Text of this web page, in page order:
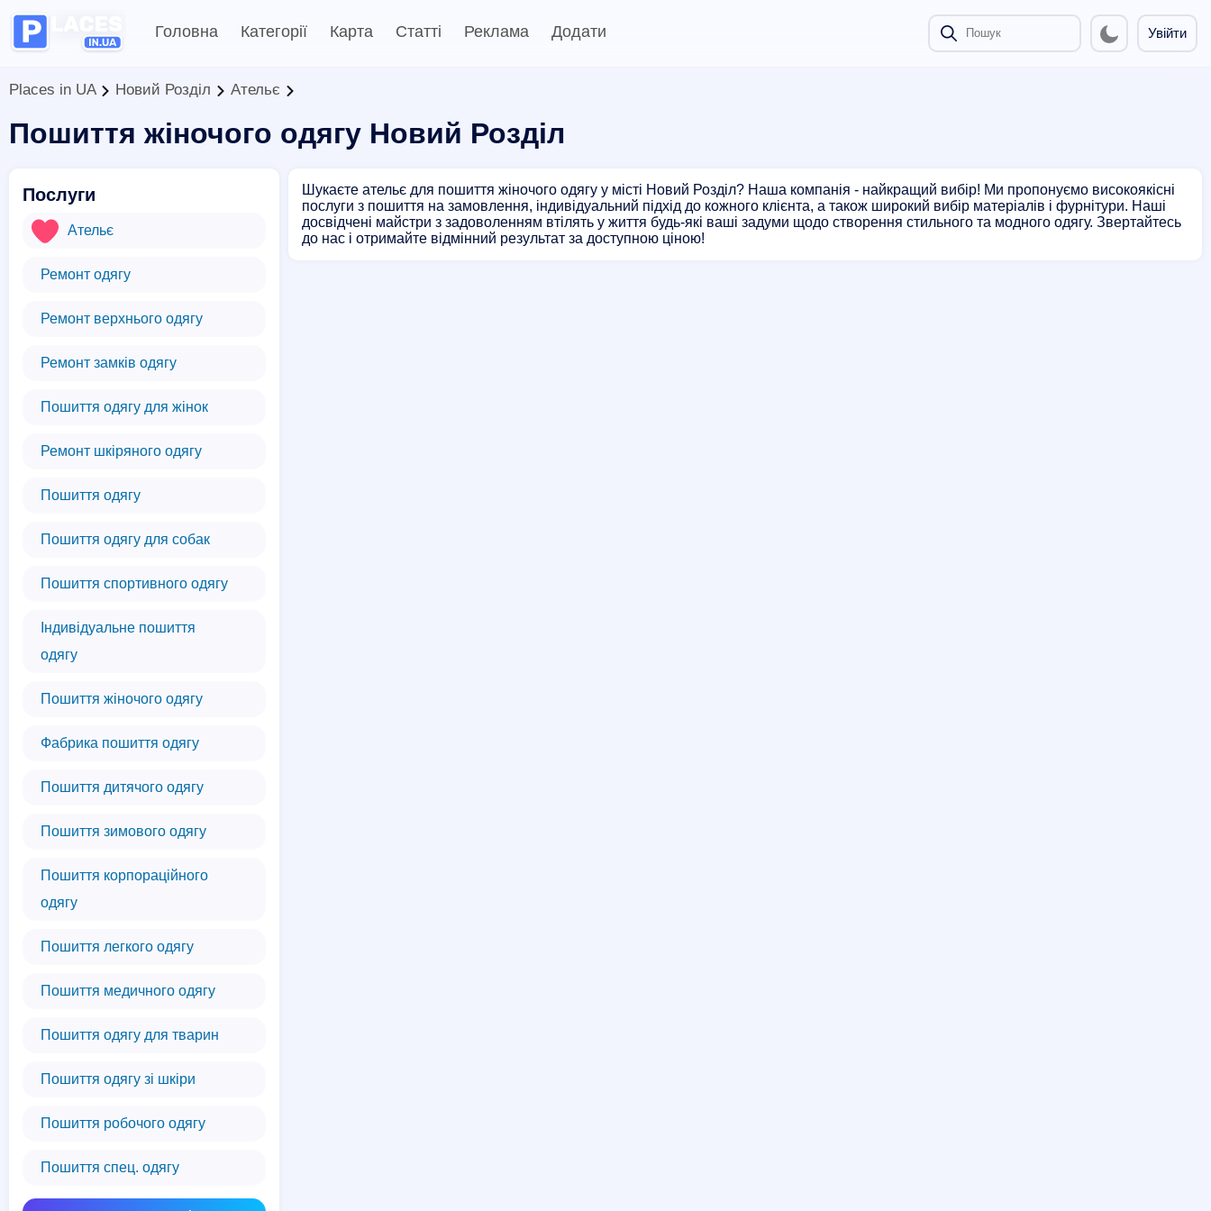
Головна Категорії Карта Статті Реклама Додати Увійти
Places in UA Новий Розділ Ательє
Пошиття жіночого одягу Новий Розділ
Послуги
Ательє
Ремонт одягу
Ремонт верхнього одягу
Ремонт замків одягу
Пошиття одягу для жінок
Ремонт шкіряного одягу
Пошиття одягу
Пошиття одягу для собак
Пошиття спортивного одягу
Індивідуальне пошиття
одягу
Пошиття жіночого одягу
Фабрика пошиття одягу
Пошиття дитячого одягу
Пошиття зимового одягу
Пошиття корпораційного
одягу
Пошиття легкого одягу
Пошиття медичного одягу
Пошиття одягу для тварин
Пошиття одягу зі шкіри
Пошиття робочого одягу
Пошиття спец. одягу
Шукаєте ательє для пошиття жіночого одягу у місті Новий Розділ? Наша компанія - найкращий вибір! Ми пропонуємо високоякісні
послуги з пошиття на замовлення, індивідуальний підхід до кожного клієнта, а також широкий вибір матеріалів і фурнітури. Наші
досвідчені майстри з задоволенням втілять у життя будь-які ваші задуми щодо створення стильного та модного одягу. Звертайтесь
до нас і отримайте відмінний результат за доступною ціною!